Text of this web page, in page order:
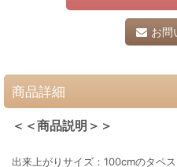
お問
商品詳細
＜＜商品説明＞＞
出来上がりサイズ：100cmのタペ